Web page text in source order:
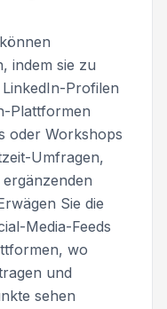
indem sie zu
Profilen
Plattformen
oder Workshops
Umfragen,
Sie die
Media-Feeds
wo
und
sehen